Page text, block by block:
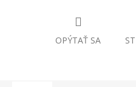
OPÝTAŤ SA